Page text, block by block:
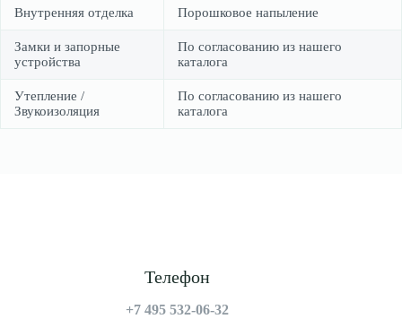
Внутренняя отделка Порошковое напыление
Замки и запорные
устройства
По согласованию из нашего
каталога
Утепление /
Звукоизоляция
По согласованию из нашего
каталога
Телефон
+7 495 532-06-32